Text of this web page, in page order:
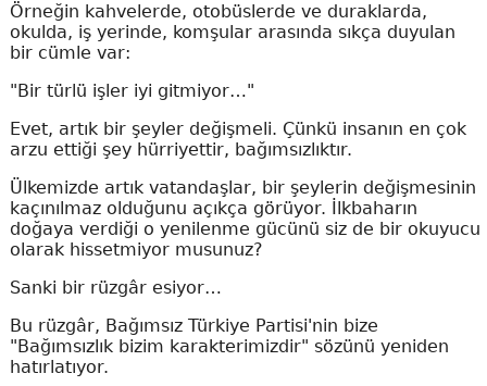
Örneğin kahvelerde, otobüslerde ve duraklarda,
okulda, iş yerinde, komşular arasında sıkça duyulan
bir cümle var:
"Bir türlü işler iyi gitmiyor…"
Evet, artık bir şeyler değişmeli. Çünkü insanın en çok
arzu ettiği şey hürriyettir, bağımsızlıktır.
Ülkemizde artık vatandaşlar, bir şeylerin değişmesinin
kaçınılmaz olduğunu açıkça görüyor. İlkbaharın
doğaya verdiği o yenilenme gücünü siz de bir okuyucu
olarak hissetmiyor musunuz?
Sanki bir rüzgâr esiyor…
Bu rüzgâr, Bağımsız Türkiye Partisi'nin bize
"Bağımsızlık bizim karakterimizdir" sözünü yeniden
hatırlatıyor.